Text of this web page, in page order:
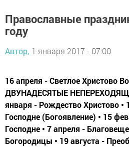
Православные
году
Автор, 1 января 2017 - 07:00
16 апреля - Светлое Христово
ДВУНАДЕСЯТЫЕ
января - Рождество Христово •
Господне (Богоявление) • 15
Господне • 7 апреля -
Богородицы • 19 августа -